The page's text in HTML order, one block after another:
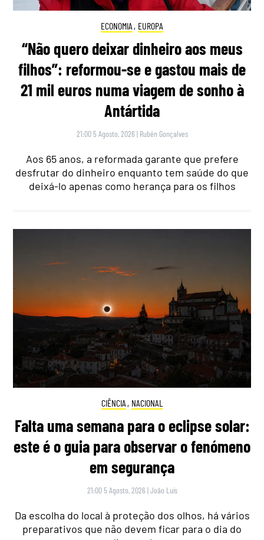
ECONOMIA , EUROPA
“Não quero deixar dinheiro aos meus
filhos”: reformou-se e gastou mais de
21 mil euros numa viagem de sonho à
Antártida
21:00 5 Agosto, 2026 | Rubén Gonçalves
Aos 65 anos, a reformada garante que prefere
desfrutar do dinheiro enquanto tem saúde do que
deixá-lo apenas como herança para os filhos
CIÊNCIA , NACIONAL
Falta uma semana para o eclipse solar:
este é o guia para observar o fenómeno
em segurança
21:00 5 Agosto, 2026 |João Luís
Da escolha do local à proteção dos olhos, há vários
preparativos que não devem ficar para o dia do